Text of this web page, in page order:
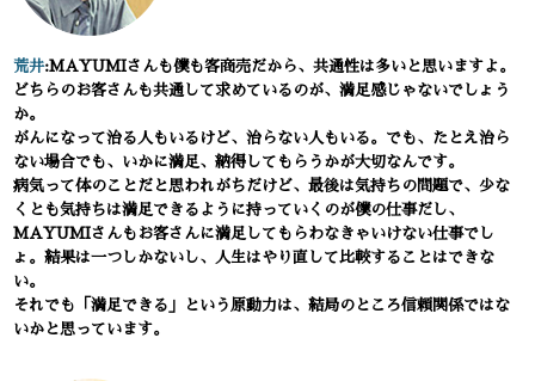
荒井:MAYUMIさんも僕も客商売だから、共通性は多いと思いますよ。
どちらのお客さんも共通して求めているのが、満足感じゃないでしょう
か。
がんになって治る人もいるけど、治らない人もいる。でも、たとえ治ら
ない場合でも、いかに満足、納得してもらうかが大切なんです。
病気って体のことだと思われがちだけど、最後は気持ちの問題で、少な
くとも気持ちは満足できるように持っていくのが僕の仕事だし、
MAYUMIさんもお客さんに満足してもらわなきゃいけない仕事でし
ょ。結果は一つしかないし、人生はやり直して比較することはできな
い。
それでも「満足できる」という原動力は、結局のところ信頼関係ではな
いかと思っています。